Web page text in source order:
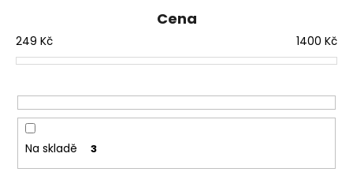
r
o
u
k
ů
Cena
249 Kč 1400 Kč
Na skladě 3